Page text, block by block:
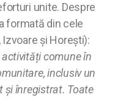
unite. Despre
formată din cele
și Horești):
comune în
inclusiv un
și înregistrat. Toate